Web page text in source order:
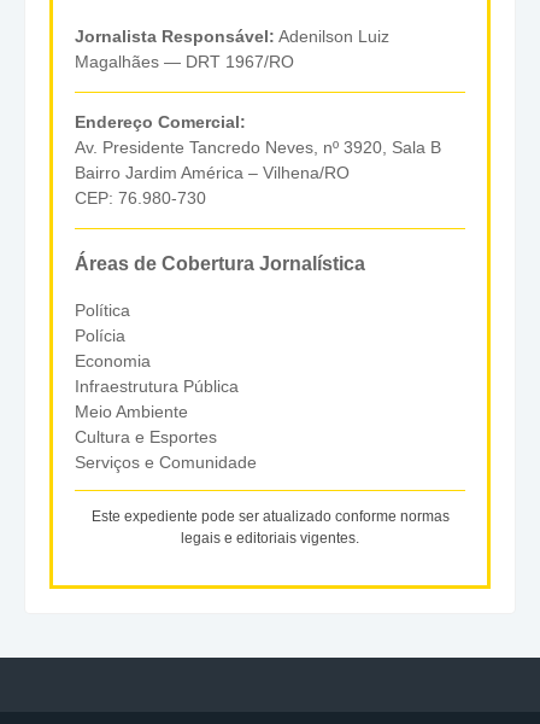
Jornalista Responsável: Adenilson Luiz
Magalhães — DRT 1967/RO
Endereço Comercial:
Av. Presidente Tancredo Neves, nº 3920, Sala B
Bairro Jardim América – Vilhena/RO
CEP: 76.980-730
Áreas de Cobertura Jornalística
Política
Polícia
Economia
Infraestrutura Pública
Meio Ambiente
Cultura e Esportes
Serviços e Comunidade
Este expediente pode ser atualizado conforme normas
legais e editoriais vigentes.